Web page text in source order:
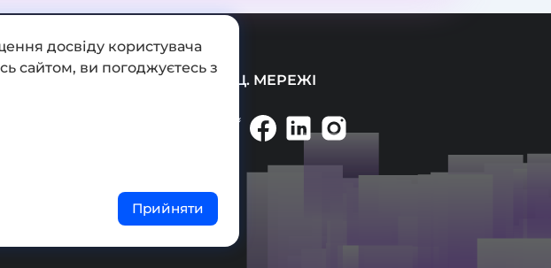
обмінник
конфіденційності
СОЦ. МЕРЕЖІ
досвіду користувача
сайтом, ви погоджуєтесь з
Прийняти